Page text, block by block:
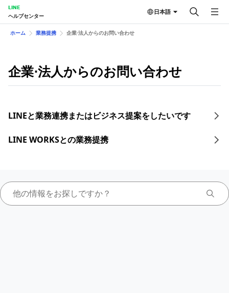
LINE
ヘルプセンター
日本語
ホーム 業務提携 企業⋅法人からのお問い合わせ
企業⋅法人からのお問い合わせ
LINEと業務連携またはビジネス提案をしたいです
LINE WORKSとの業務提携